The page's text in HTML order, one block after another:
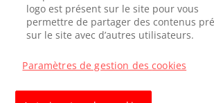
MENTIONS
CONFIDENTIALITÉ
© CISAC 2026 - All rights reserved
logo est présent sur le site pour vous
permettre de partager des contenus
sur le site avec d’autres utilisateurs.
Paramètres de gestion des cookies